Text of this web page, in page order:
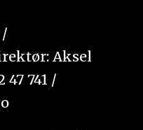
Aksel
741 /